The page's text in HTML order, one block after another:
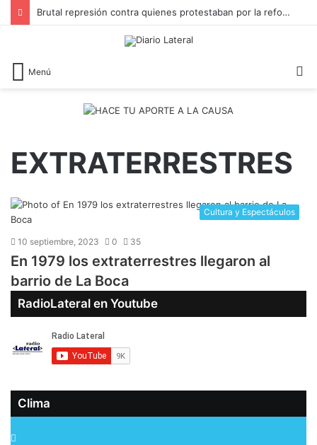
Brutal represión contra quienes protestaban por la reforma laboral de Milei
Menú
EXTRATERRESTRES
Cultura y Espectáculos
10 septiembre, 2023 0 35
En 1979 los extraterrestres llegaron al
barrio de La Boca
RadioLateral en Youtube
Clima